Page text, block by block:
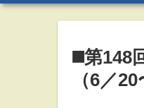
◼️第148
（6／